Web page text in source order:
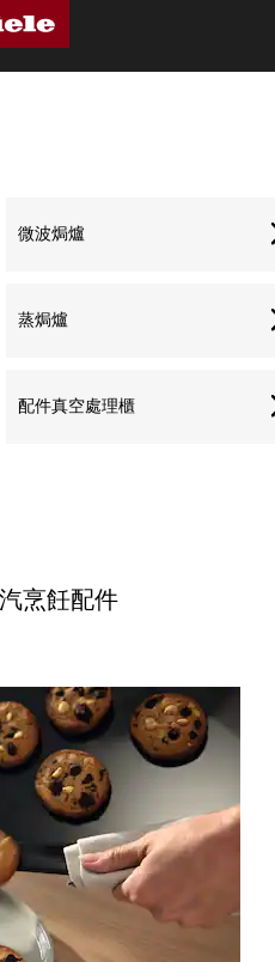
微波焗爐
蒸焗爐
配件真空處理櫃
烹飪配件